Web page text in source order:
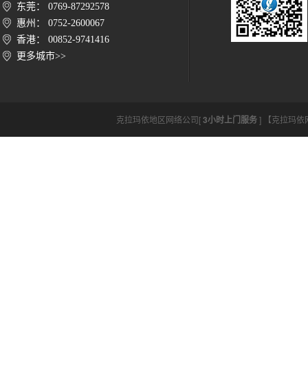
东莞： 0769-87292578
惠州： 0752-2600067
香港： 00852-9741416
更多城市>>
克拉玛依地区网络公司[3小时上门服务] 【克拉玛